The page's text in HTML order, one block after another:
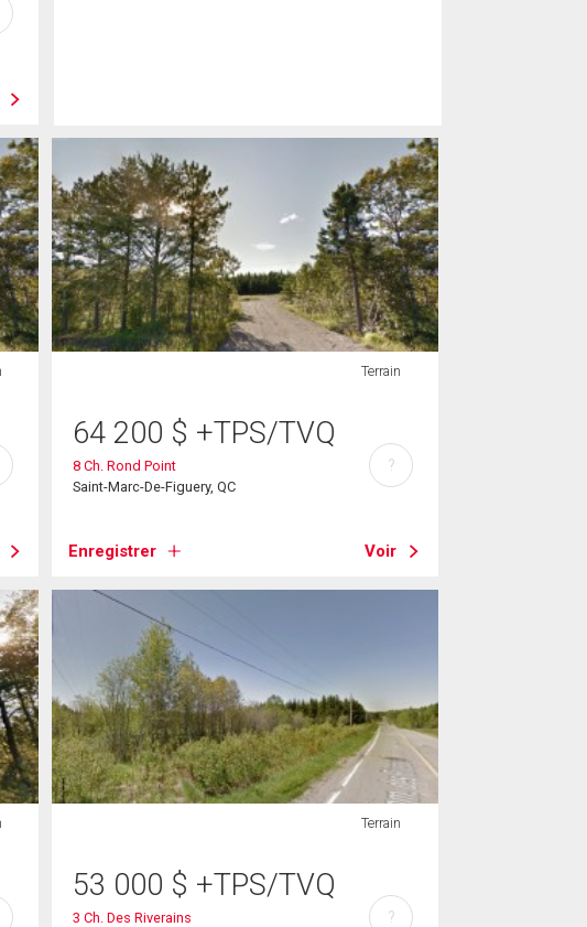
Terrain
64 200 $ +TPS/TVQ
8 Ch. Rond Point
Saint-Marc-De-Figuery, QC
Enregistrer Voir
?
Terrain
53 000 $ +TPS/TVQ
3 Ch. Des Riverains
?